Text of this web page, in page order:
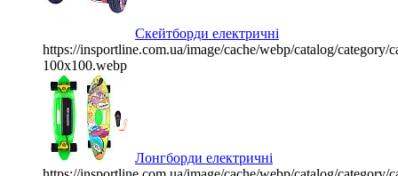
Скейтборди електричні
https://insportline.com.ua/image/cache/webp/catalog/category/
100x100.webp
Лонгборди електричні